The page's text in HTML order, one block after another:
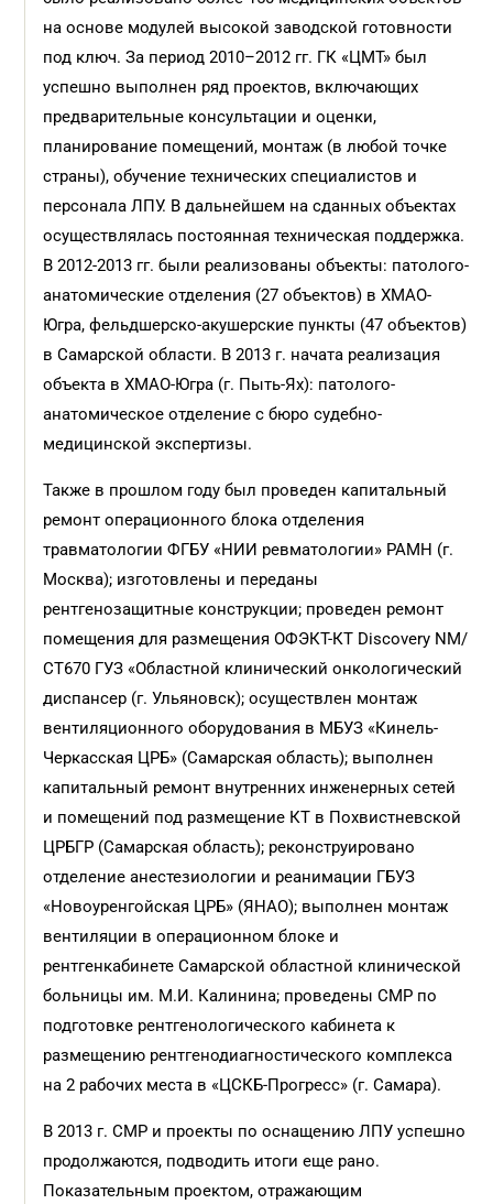
на основе модулей высокой заводской готовности
под ключ.За период 2010–2012 гг. ГК «ЦМТ» был
успешно выполнен ряд проектов, включающих
предварительные консультации и оценки,
планирование помещений, монтаж (в любой точке
страны), обучение технических специалистов и
персонала ЛПУ. В дальнейшем на сданных объектах
осуществлялась постоянная техническая поддержка.
В 2012-2013 гг. были реализованы объекты: патолого-
анатомические отделения (27 объектов) в ХМАО-
Югра, фельдшерско-акушерские пункты (47 объектов)
в Самарской области. В 2013 г. начата реализация
объекта в ХМАО-Югра (г. Пыть-Ях): патолого-
анатомическое отделение с бюро судебно-
медицинской экспертизы.
Также в прошлом году был проведен капитальный
ремонт операционного блока отделения
травматологииФГБУ «НИИ ревматологии» РАМН (г.
Москва); изготовлены и переданы
рентгенозащитные конструкции; проведен ремонт
помещениядля размещения ОФЭКТ-КТ Discovery NM/
СТ670 ГУЗ «Областной клинический онкологический
диспансер (г. Ульяновск); осуществлен монтаж
вентиляционного оборудования в МБУЗ «Кинель-
Черкасская ЦРБ» (Самарская область); выполнен
капитальный ремонт внутренних инженерных сетей
и помещений под размещение КТ в Похвистневской
ЦРБГР (Самарская область); реконструировано
отделениеанестезиологии и реанимации ГБУЗ
«Новоуренгойская ЦРБ» (ЯНАО); выполнен монтаж
вентиляции в операционном блоке и
рентгенкабинетеСамарской областной клинической
больницы им. М.И. Калинина; проведены СМР по
подготовке рентгенологического кабинета к
размещению рентгенодиагностического комплекса
на 2 рабочих места в «ЦСКБ-Прогресс» (г. Самара).
В 2013 г. СМР и проекты по оснащению ЛПУ успешно
продолжаются, подводить итоги еще рано.
Показательным проектом, отражающим